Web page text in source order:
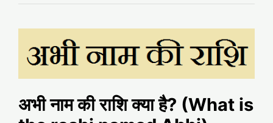
अभी नाम की राशि क्या है? (What is